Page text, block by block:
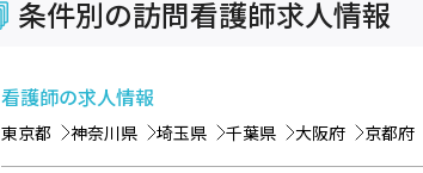
条件別の訪問看護師求人情報
看護師の求人情報
東京都 神奈川県 埼玉県 千葉県 大阪府 京都府